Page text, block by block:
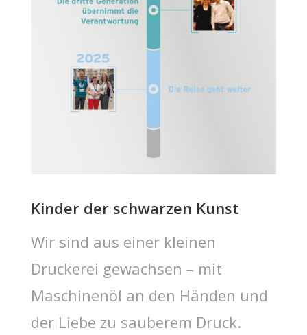
Kinder der schwarzen Kunst
Wir sind aus einer kleinen
Druckerei gewachsen – mit
Maschinenöl an den Händen und
der Liebe zu sauberem Druck.